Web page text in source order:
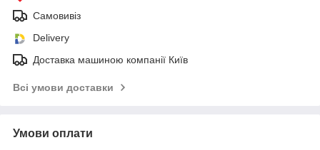
Самовивіз
Delivery
Доставка машиною компанії Київ
Всі умови доставки
Умови оплати